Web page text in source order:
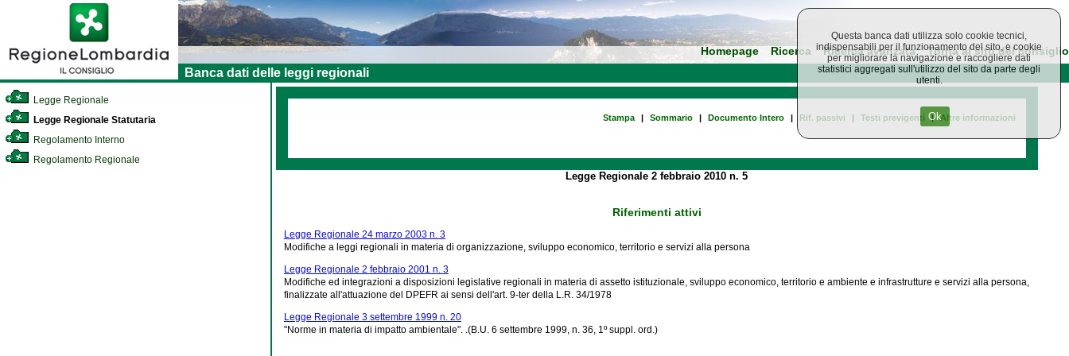
Homepage Ricerca Ricerca avanzata Torna al sito del consiglio
Banca dati delle leggi regionali
Legge Regionale
Legge Regionale Statutaria
Regolamento Interno
Regolamento Regionale
Stampa | Sommario | Documento Intero | Rif. passivi | Testi previgenti | Altre informazioni
Legge Regionale 2 febbraio 2010 n. 5
Riferimenti attivi
Legge Regionale 24 marzo 2003 n. 3
Modifiche a leggi regionali in materia di organizzazione, sviluppo economico, territorio e servizi alla persona
Legge Regionale 2 febbraio 2001 n. 3
Modifiche ed integrazioni a disposizioni legislative regionali in materia di assetto istituzionale, sviluppo economico, territorio e ambiente e infrastrutture e servizi alla persona,
finalizzate all'attuazione del DPEFR ai sensi dell'art. 9-ter della L.R. 34/1978
Legge Regionale 3 settembre 1999 n. 20
"Norme in materia di impatto ambientale". .(B.U. 6 settembre 1999, n. 36, 1º suppl. ord.)
Questa banca dati utilizza solo cookie tecnici,
indispensabili per il funzionamento del sito, e cookie
per migliorare la navigazione e raccogliere dati
statistici aggregati sull'utilizzo del sito da parte degli
utenti.
Ok